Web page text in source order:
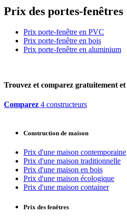
Prix des portes-fenêtres
Prix porte-fenêtre en PVC
Prix porte-fenêtre en bois
Prix porte-fenêtre en aluminium
Trouvez et comparez gratuitement et
Comparez 4 constructeurs
Construction de maison
Prix d'une maison contemporaine
Prix d'une maison traditionnelle
Prix d'une maison en bois
Prix d'une maison écologique
Prix d'une maison container
Prix des fenêtres